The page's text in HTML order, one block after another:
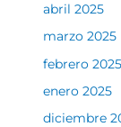
abril 2025
marzo 2025
febrero 2025
enero 2025
diciembre